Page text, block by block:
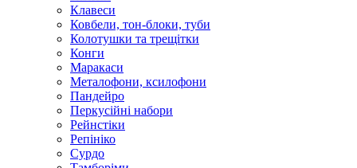
Клавеси
Ковбели, тон-блоки, туби
Колотушки та трещітки
Конги
Маракаси
Металофони, ксилофони
Пандейро
Перкусійні набори
Рейнстіки
Репініко
Сурдо